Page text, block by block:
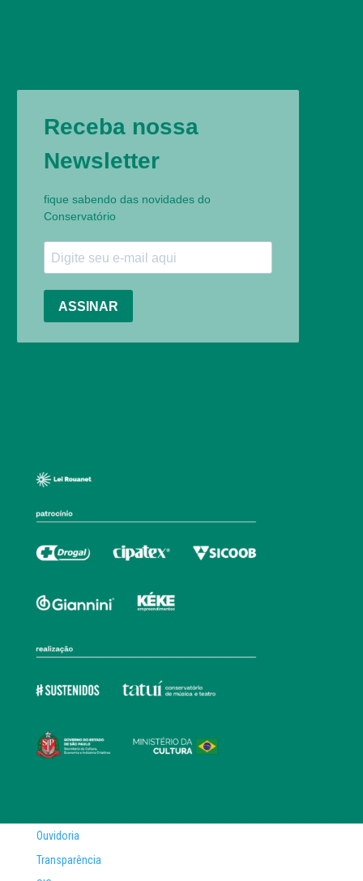
Ouvidoria
Transparência